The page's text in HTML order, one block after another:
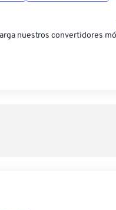
nuestros convertidores